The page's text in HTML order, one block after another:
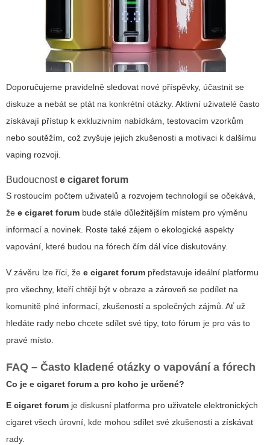
Doporučujeme pravidelně sledovat nové příspěvky, účastnit se
diskuze a nebát se ptát na konkrétní otázky. Aktivní uživatelé často
získávají přístup k exkluzivním nabídkám, testovacím vzorkům
nebo soutěžím, což zvyšuje jejich zkušenosti a motivaci k dalšímu
vaping rozvoji.
Budoucnoste cigaret forum
S rostoucím počtem uživatelů a rozvojem technologií se očekává,
že e cigaret forum bude stále důležitějším místem pro výměnu
informací a novinek. Roste také zájem o ekologické aspekty
vapování, které budou na fórech čím dál více diskutovány.
V závěru lze říci, že e cigaret forum představuje ideální platformu
pro všechny, kteří chtějí být v obraze a zároveň se podílet na
komunitě plné informací, zkušeností a společných zájmů. Ať už
hledáte rady nebo chcete sdílet své tipy, toto fórum je pro vás to
pravé místo.
FAQ – Často kladené otázky o vapování a fórech
Co je e cigaret forum a pro koho je určené?
E cigaret forum je diskusní platforma pro uživatele elektronických
cigaret všech úrovní, kde mohou sdílet své zkušenosti a získávat
rady.